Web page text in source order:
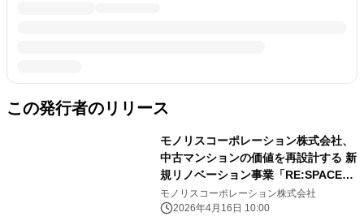
この発行者のリリース
モノリスコーポレーション株式会社、
中古マンションの価値を再設計する 新
規リノベーション事業「RE:SPACE」
を始動 4月15日モデルルームOPEN
モノリスコーポレーション株式会社
2026年4月16日 10:00